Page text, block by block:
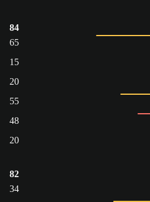
84
65
15
20
55
48
20
82
34